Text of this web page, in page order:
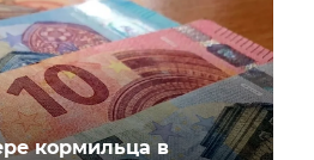
кормильца в